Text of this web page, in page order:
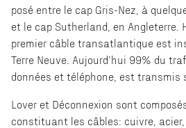
posé entre le cap Gris-Nez, à
et le cap Sutherland, en Angleterre.
premier câble transatlantique est
Terre Neuve. Aujourd’hui 99% du
données et téléphone, est transmis
Lover et Déconnexion sont
constituant les câbles: cuivre,